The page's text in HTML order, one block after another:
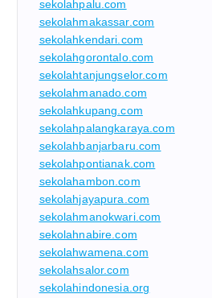
sekolahpalu.com
sekolahmakassar.com
sekolahkendari.com
sekolahgorontalo.com
sekolahtanjungselor.com
sekolahmanado.com
sekolahkupang.com
sekolahpalangkaraya.com
sekolahbanjarbaru.com
sekolahpontianak.com
sekolahambon.com
sekolahjayapura.com
sekolahmanokwari.com
sekolahnabire.com
sekolahwamena.com
sekolahsalor.com
sekolahindonesia.org